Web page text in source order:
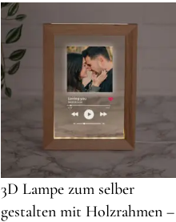
3D Lampe zum selber
gestalten mit Holzrahmen –